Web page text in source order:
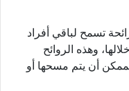
تسمح لباقي أفراد
وهذه الروائح
أن يتم مسحها أو